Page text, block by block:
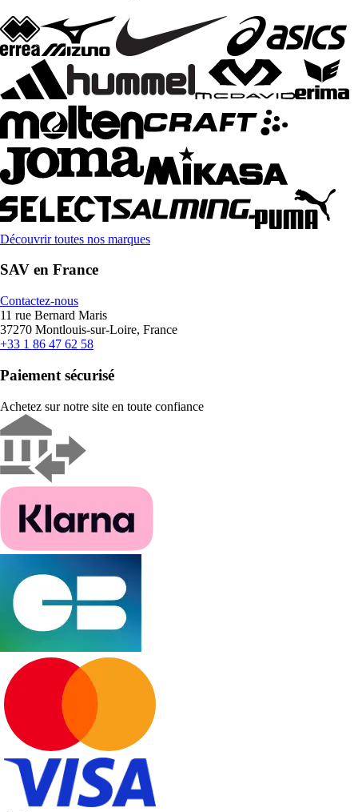
Découvrir toutes nos marques
SAV en France
Contactez-nous
11 rue Bernard Maris
37270 Montlouis-sur-Loire, France
+33 1 86 47 62 58
Paiement sécurisé
Achetez sur notre site en toute confiance